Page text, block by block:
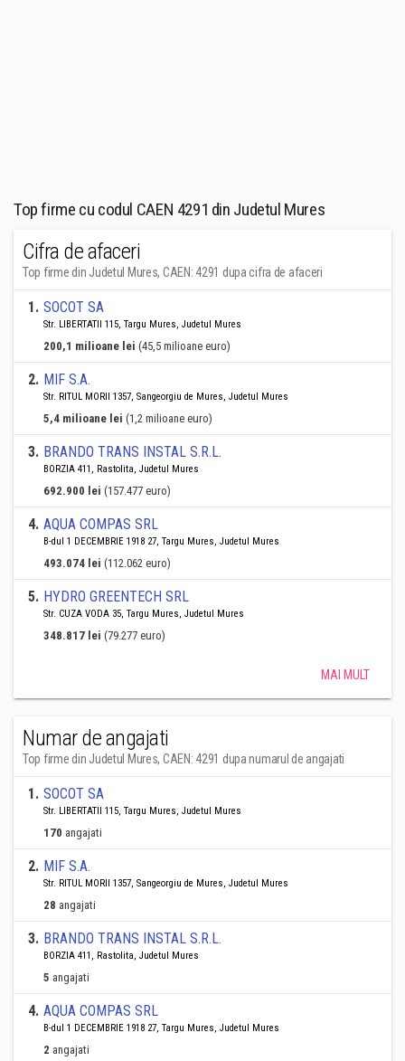
Top firme cu codul CAEN 4291 din Judetul Mures
Cifra de afaceri
Top firme din Judetul Mures, CAEN: 4291 dupa cifra de afaceri
1. SOCOT SA
Str. LIBERTATII 115, Targu Mures, Judetul Mures
200,1 milioane lei (45,5 milioane euro)
2. MIF S.A.
Str. RITUL MORII 1357, Sangeorgiu de Mures, Judetul Mures
5,4 milioane lei (1,2 milioane euro)
3. BRANDO TRANS INSTAL S.R.L.
BORZIA 411, Rastolita, Judetul Mures
692.900 lei (157.477 euro)
4. AQUA COMPAS SRL
B-dul 1 DECEMBRIE 1918 27, Targu Mures, Judetul Mures
493.074 lei (112.062 euro)
5. HYDRO GREENTECH SRL
Str. CUZA VODA 35, Targu Mures, Judetul Mures
348.817 lei (79.277 euro)
MAI MULT
Numar de angajati
Top firme din Judetul Mures, CAEN: 4291 dupa numarul de angajati
1. SOCOT SA
Str. LIBERTATII 115, Targu Mures, Judetul Mures
170 angajati
2. MIF S.A.
Str. RITUL MORII 1357, Sangeorgiu de Mures, Judetul Mures
28 angajati
3. BRANDO TRANS INSTAL S.R.L.
BORZIA 411, Rastolita, Judetul Mures
5 angajati
4. AQUA COMPAS SRL
B-dul 1 DECEMBRIE 1918 27, Targu Mures, Judetul Mures
2 angajati